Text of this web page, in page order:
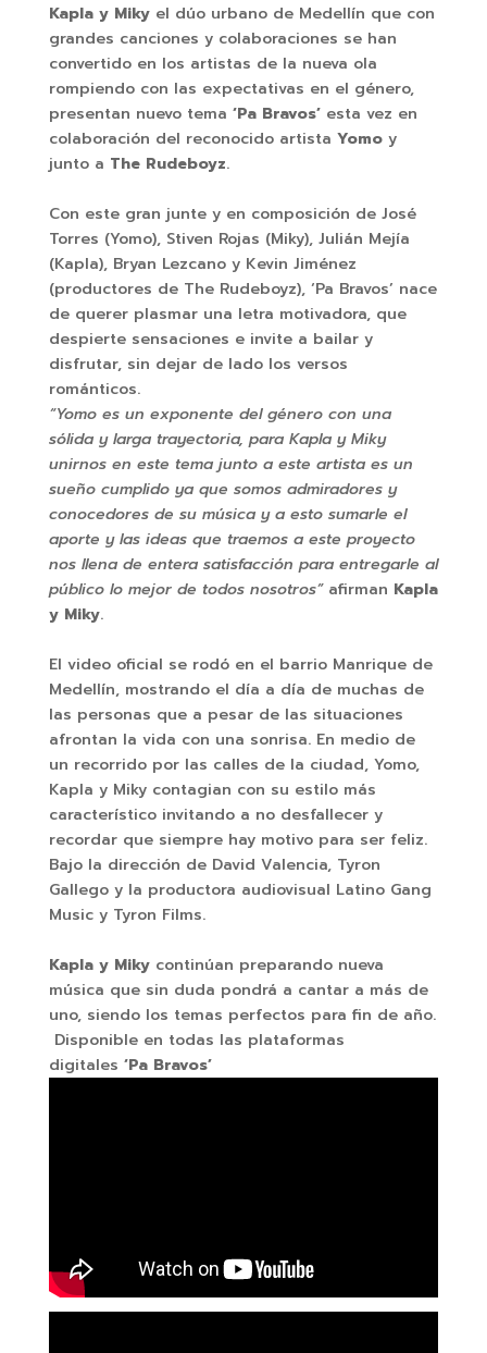
Kapla y Mikyel dúo urbano de Medellín que con
grandes canciones y colaboraciones se han
convertido en los artistas de la nueva ola
rompiendo con las expectativas en el género,
presentan nuevo tema ‘Pa Bravos’esta vez en
colaboración del reconocido artista Yomoy
junto a The Rudeboyz.
Con este gran junte y en composición de José
Torres (Yomo), Stiven Rojas (Miky), Julián Mejía
(Kapla), Bryan Lezcano y Kevin Jiménez
(productores de The Rudeboyz), ‘Pa Bravos’ nace
de querer plasmar una letra motivadora, que
despierte sensaciones e invite a bailar y
disfrutar, sin dejar de lado los versos
románticos.
“Yomo es un exponente del género con una
sólida y larga trayectoria, para Kapla y Miky
unirnos en este tema junto a este artista es un
sueño cumplido ya que somos admiradores y
conocedores de su música y a esto sumarle el
aporte y las ideas que traemos a este proyecto
nos llena de entera satisfacción para entregarle al
público lo mejor de todos nosotros”afirman Kapla
y Miky.
El video oficial se rodó en el barrio Manrique de
Medellín, mostrando el día a día de muchas de
las personas que a pesar de las situaciones
afrontan la vida con una sonrisa. En medio de
un recorrido por las calles de la ciudad, Yomo,
Kapla y Miky contagian con su estilo más
característico invitando a no desfallecer y
recordar que siempre hay motivo para ser feliz.
Bajo la dirección de David Valencia, Tyron
Gallego y la productora audiovisual Latino Gang
Music y Tyron Films.
Kapla y Mikycontinúan preparando nueva
música que sin duda pondrá a cantar a más de
uno, siendo los temas perfectos para fin de año.
Disponible en todas las plataformas
digitales ‘Pa Bravos’